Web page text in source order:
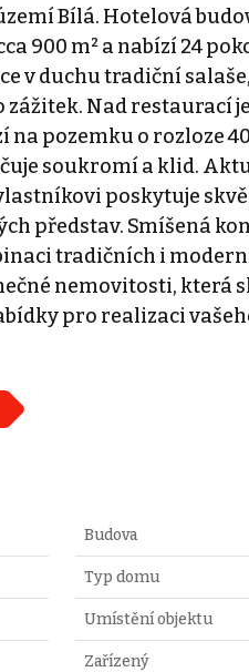
Bílá. Hotelová
900 m² a nabízí 24
v duchu tradiční
Nad restaurací
pozemku o rozloze
soukromí a klid.
poskytuje
představ. Smíšená
tradičních i
nemovitosti, která
pro realizaci
Budova
Typ domu
Umístění objektu
Zařízený